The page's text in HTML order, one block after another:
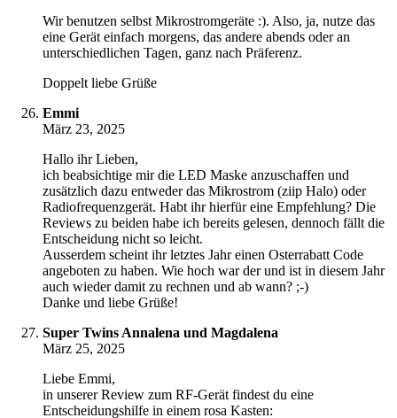
Wir benutzen selbst Mikrostromgeräte :). Also, ja, nutze das
eine Gerät einfach morgens, das andere abends oder an
unterschiedlichen Tagen, ganz nach Präferenz.
Doppelt liebe Grüße
Emmi
März 23, 2025
Hallo ihr Lieben,
ich beabsichtige mir die LED Maske anzuschaffen und
zusätzlich dazu entweder das Mikrostrom (ziip Halo) oder
Radiofrequenzgerät. Habt ihr hierfür eine Empfehlung? Die
Reviews zu beiden habe ich bereits gelesen, dennoch fällt die
Entscheidung nicht so leicht.
Ausserdem scheint ihr letztes Jahr einen Osterrabatt Code
angeboten zu haben. Wie hoch war der und ist in diesem Jahr
auch wieder damit zu rechnen und ab wann? ;-)
Danke und liebe Grüße!
Super Twins Annalena und Magdalena
März 25, 2025
Liebe Emmi,
in unserer Review zum RF-Gerät findest du eine
Entscheidungshilfe in einem rosa Kasten: